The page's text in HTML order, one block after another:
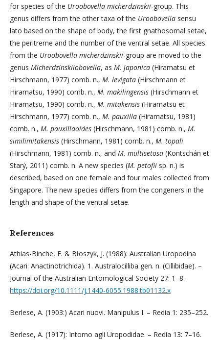
for species of the Uroobovella micherdzinskii-group. This
genus differs from the other taxa of the Uroobovella sensu
lato based on the shape of body, the first gnathosomal setae,
the peritreme and the number of the ventral setae. All species
from the Uroobovella micherdzinskii-group are moved to the
genus Micherdzinskiiobovella, as M. japonica (Hiramatsu et
Hirschmann, 1977) comb. n., M. levigata (Hirschmann et
Hiramatsu, 1990) comb. n., M. ma­kilingensis (Hirschmann et
Hiramatsu, 1990) comb. n., M. mitakensis (Hiramatsu et
Hirschmann, 1977) comb. n., M. pauxilla (Hiramatsu, 1981)
comb. n., M. pauxillaoides (Hirschmann, 1981) comb. n., M.
similimitakensis (Hirschmann, 1981) comb. n., M. topali
(Hirschmann, 1981) comb. n., and M. multisetosa (Kontschán et
Starý, 2011) comb. n. A new species (M. petofii sp. n.) is
described, based on one female and four males collected from
Singapore. The new species differs from the congeners in the
length and shape of the ventral setae.
References
Athias-Binche, F. & Błoszyk, J. (1988): Australian Uropodina
(Acari: Anactinotrichida). 1. Australocilliba gen. n. (Cillibidae). –
Journal of the Australian Entomological Society 27: 1–8.
https://doi.org/10.1111/j.1440-6055.1988.tb01132.x
Berlese, A. (1903:) Acari nuovi. Manipulus I. – Redia 1: 235–252.
Berlese, A. (1917): Intorno agli Uropodidae. – Redia 13: 7–16.